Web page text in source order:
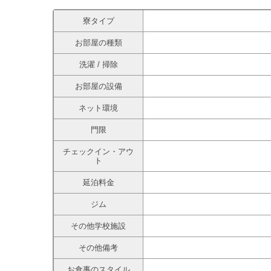
寮タイプ
お部屋の種類
洗濯 / 掃除
お部屋の設備
ネット環境
門限
チェックイン・アウ
ト
延泊料金
ジム
その他学校施設
その他備考